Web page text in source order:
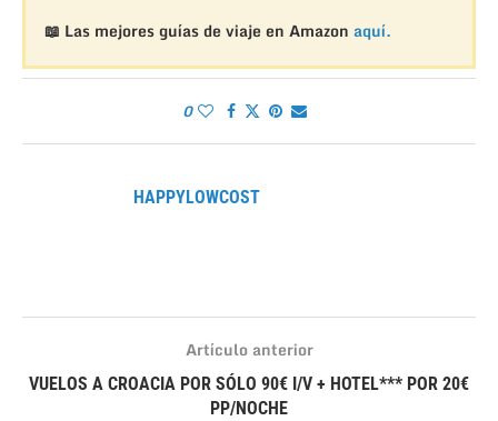
📖 Las mejores guías de viaje en Amazon aquí.
0
HAPPYLOWCOST
Artículo anterior
VUELOS A CROACIA POR SÓLO 90€ I/V + HOTEL*** POR 20€
PP/NOCHE